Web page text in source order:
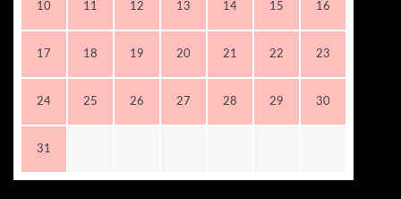
10 11 12 13 14 15 16
17 18 19 20 21 22 23
24 25 26 27 28 29 30
31